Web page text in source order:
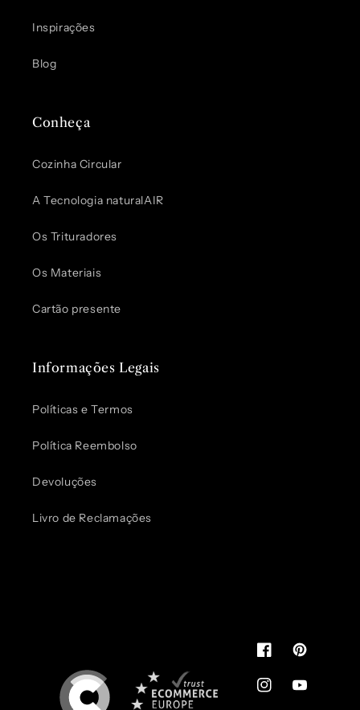
Inspirações
Blog
Conheça
Cozinha Circular
A Tecnologia naturalAIR
Os Trituradores
Os Materiais
Cartão presente
Informações Legais
Políticas e Termos
Política Reembolso
Devoluções
Livro de Reclamações
FacebookPinterest
InstagramYouTube